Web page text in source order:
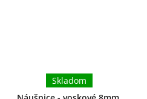
Skladom